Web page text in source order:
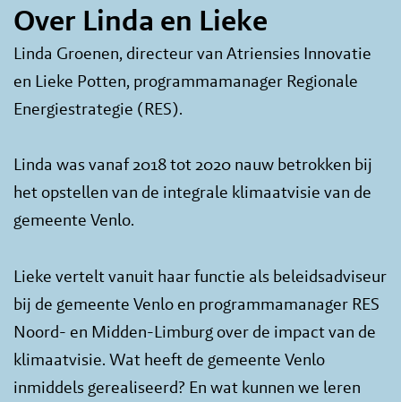
Over Linda en Lieke
Linda Groenen, directeur van Atriensies Innovatie
en Lieke Potten, programmamanager Regionale
Energiestrategie (RES).
Linda was vanaf 2018 tot 2020 nauw betrokken bij
het opstellen van de integrale klimaatvisie van de
gemeente Venlo.
Lieke vertelt vanuit haar functie als beleidsadviseur
bij de gemeente Venlo en programmamanager RES
Noord- en Midden-Limburg over de impact van de
klimaatvisie. Wat heeft de gemeente Venlo
inmiddels gerealiseerd? En wat kunnen we leren